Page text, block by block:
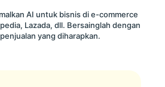
AI untuk bisnis di e-commerce
Lazada, dll. Bersainglah dengan
yang diharapkan.